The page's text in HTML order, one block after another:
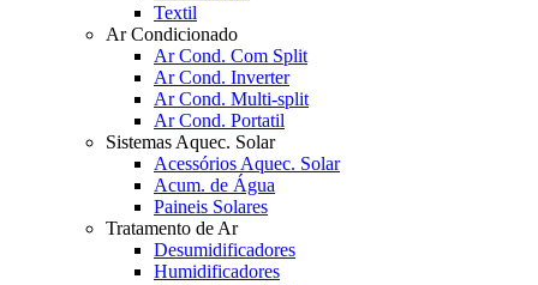
Textil
Ar Condicionado
Ar Cond. Com Split
Ar Cond. Inverter
Ar Cond. Multi-split
Ar Cond. Portatil
Sistemas Aquec. Solar
Acessórios Aquec. Solar
Acum. de Água
Paineis Solares
Tratamento de Ar
Desumidificadores
Humidificadores